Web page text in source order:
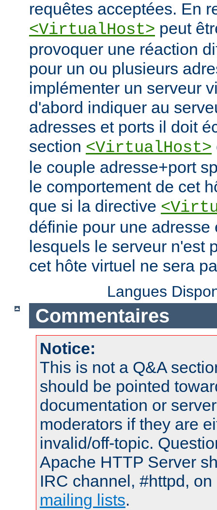
requêtes acceptées. En
<VirtualHost> peut
provoquer une réaction
pour un ou plusieurs
implémenter un serveur
d'abord indiquer au
adresses et ports il doit
section <VirtualHost>
le couple adresse+port
le comportement de cet
que si la directive
définie pour une adresse
lesquels le serveur n'est
cet hôte virtuel ne sera
Langues
Commentaires
Notice:
This is not a Q&A
should be pointed
documentation or
moderators if they are
invalid/off-topic.
Apache HTTP Server
IRC channel, #httpd,
mailing lists.